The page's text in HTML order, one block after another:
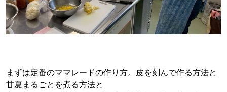
まずは定番のママレードの作り方。皮を刻んで作る方法と
甘夏まるごとを煮る方法と